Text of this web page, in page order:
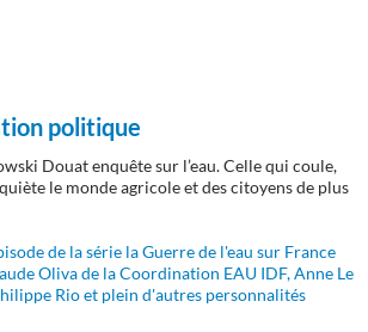
politique
Douat enquête sur l’eau. Celle qui coule,
le monde agricole et des citoyens de plus
de la série la Guerre de l'eau sur France
Oliva de la Coordination EAU IDF, Anne Le
Rio et plein d'autres personnalités